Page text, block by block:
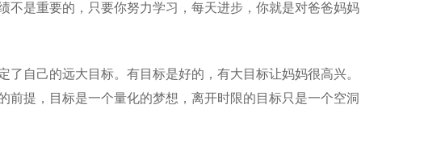
是重要的，只要你努力学习，每天进步，你就是对爸爸妈妈
自己的远大目标。有目标是好的，有大目标让妈妈很高兴。
提，目标是一个量化的梦想，离开时限的目标只是一个空洞